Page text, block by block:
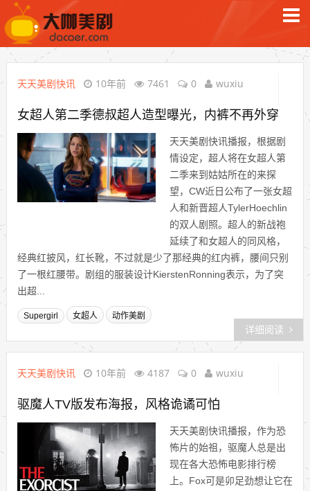
天天美剧快讯 10年前 7461 0 wuxiu
女超人第二季德叔超人造型曝光，内裤不再外穿
天天美剧快讯播报，根据剧
情设定，超人将在女超人第
二季来到姑姑所在的来探
望，CW近日公布了一张女超
人和新晋超人TylerHoechlin
的双人剧照。超人的新战袍
延续了和女超人的同风格，
经典红披风，红长靴，不过就是少了那经典的红内裤，腰间只别
了一根红腰带。剧组的服装设计KierstenRonning表示，为了突
出超...
Supergirl 女超人 动作美剧
详细阅读
天天美剧快讯 10年前 4187 0 wuxiu
驱魔人TV版发布海报，风格诡谲可怕
天天美剧快讯播报，作为恐
怖片的始祖，驱魔人总是出
现在各大恐怖电影排行榜
上。Fox可是卯足劲想让它在